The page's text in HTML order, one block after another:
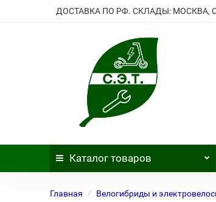
ДОСТАВКА ПО РФ. СКЛАДЫ: МОСКВА,
Каталог товаров
Главная Велогибриды и